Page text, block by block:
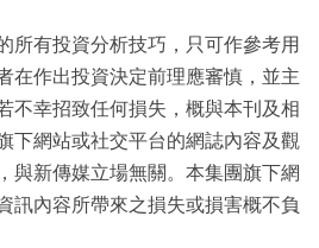
所有投資分析技巧，只可作參考用
在作出投資決定前理應審慎，並主
不幸招致任何損失，概與本刊及相
下網站或社交平台的網誌內容及觀
與新傳媒立場無關。本集團旗下網
訊內容所帶來之損失或損害概不負